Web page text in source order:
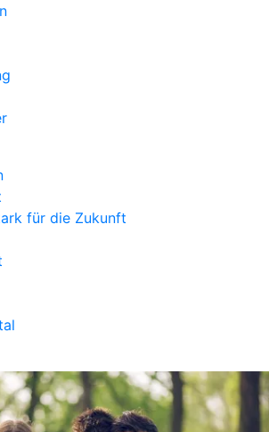
für die Zukunft